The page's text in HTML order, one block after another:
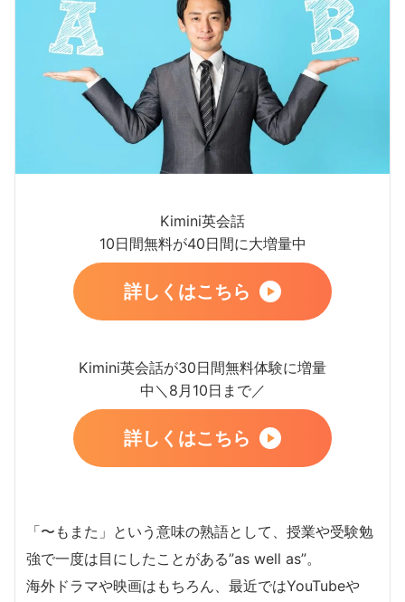
Kimini英会話
10日間無料が40日間に大増量中
詳しくはこちら
Kimini英会話が30日間無料体験に増量
中＼8月10日まで／
詳しくはこちら
「〜もまた」という意味の熟語として、授業や受験勉
強で一度は目にしたことがある”as well as”。
海外ドラマや映画はもちろん、最近ではYouTubeや